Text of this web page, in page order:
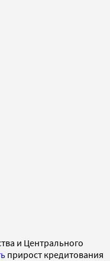
и Центрального
прирост кредитования